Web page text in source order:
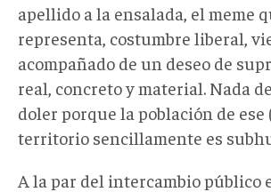
apellido a la ensalada, el meme
representa, costumbre liberal,
acompañado de un deseo de
real, concreto y material. Nada
doler porque la población de ese
territorio sencillamente es
A la par del intercambio público